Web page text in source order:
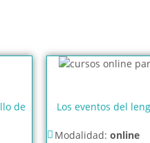
de
Los eventos del
Modalidad:online